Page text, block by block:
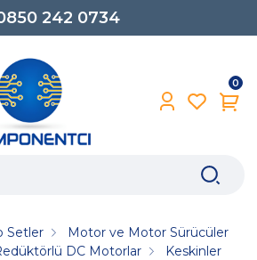
242 0734
0
Setler
Motor ve Motor Sürücüler
DC Motorlar Keskinler